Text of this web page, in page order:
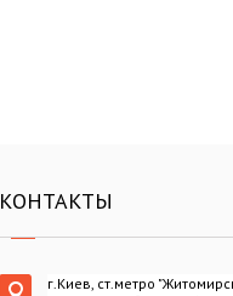
КОНТАКТЫ
г.Киев, ст.метро